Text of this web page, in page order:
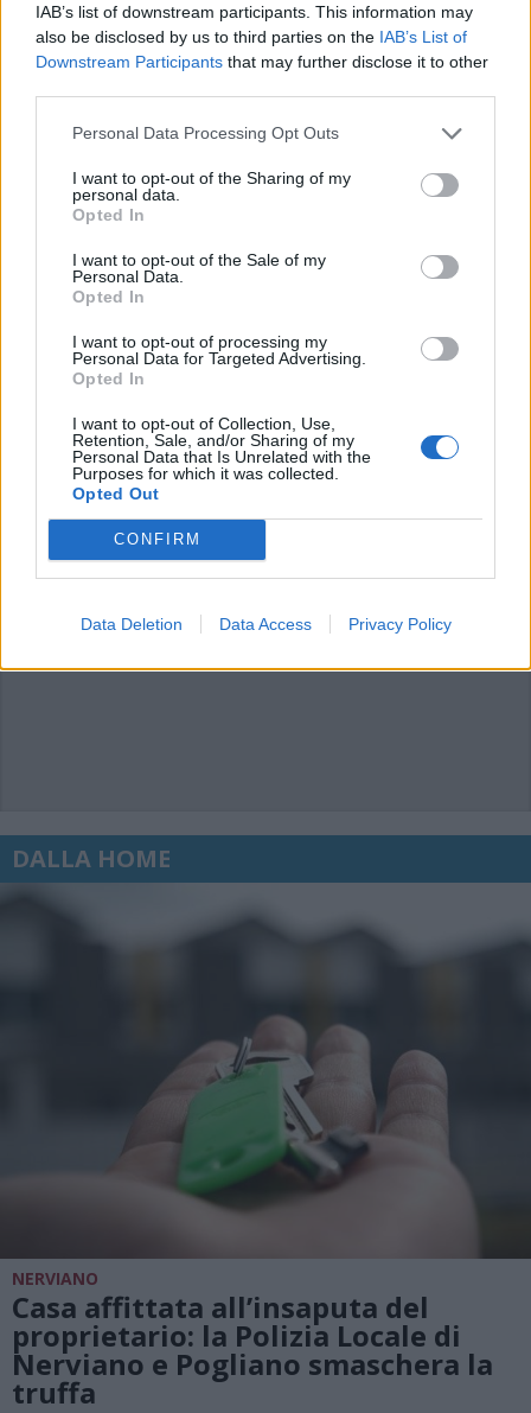
IAB’s list of downstream participants. This information may
also be disclosed by us to third parties on the IAB’s List of
Downstream Participants that may further disclose it to other
Personal Data Processing Opt Outs
I want to opt-out of the Sharing of my
personal data.
Opted In
I want to opt-out of the Sale of my
Personal Data.
Opted In
I want to opt-out of processing my
Personal Data for Targeted Advertising.
Opted In
I want to opt-out of Collection, Use,
Retention, Sale, and/or Sharing of my
Personal Data that Is Unrelated with the
Purposes for which it was collected.
Opted Out
CONFIRM
Data Deletion Data Access Privacy Policy
Accedioregistrati per commentare questo
commento esprime il pensiero dell'autore e non rappresenta la linea editoriale
di VareseNews.it, che rimane autonoma e indipendente. I messaggi inclusi nei
commenti non sono testi giornalistici, ma post inviati dai singoli lettori che
possono essere automaticamente pubblicati senza filtro preventivo. I commenti
DALLA HOME
NERVIANO
Casa affittata all’insaputa del
proprietario: la Polizia Locale di
Nerviano e Pogliano smaschera la
truffa